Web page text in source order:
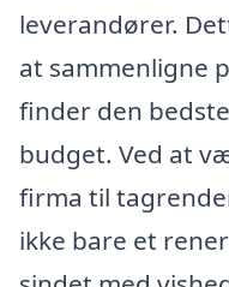
leverandører.
at sammenligne
finder den
budget. Ved at
firma til
ikke bare et